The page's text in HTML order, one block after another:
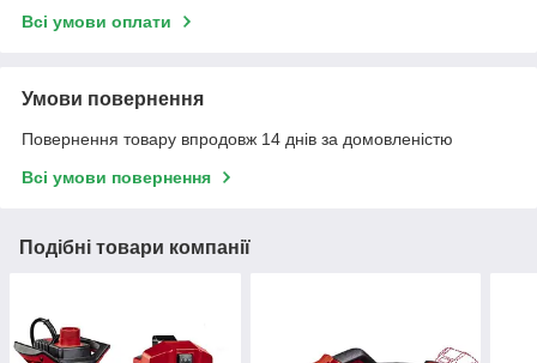
Всі умови оплати
Умови повернення
Повернення товару впродовж 14 днів за домовленістю
Всі умови повернення
Подібні товари компанії